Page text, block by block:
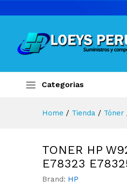
Categorias
Home / Tienda / Tóner
TONER HP
E78323
Brand: HP
Descripción